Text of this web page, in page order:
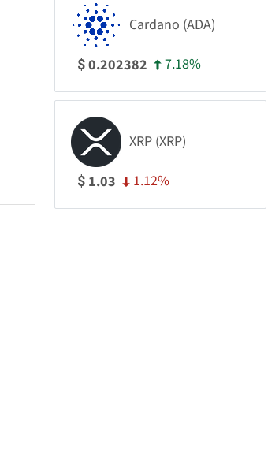
Cardano (ADA)
$0.202382 7.18%
XRP (XRP)
$ 1.03 1.12%